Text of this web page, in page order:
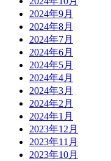
2024年9月
2024年8月
2024年7月
2024年6月
2024年5月
2024年4月
2024年3月
2024年2月
2024年1月
2023年12月
2023年11月
2023年10月